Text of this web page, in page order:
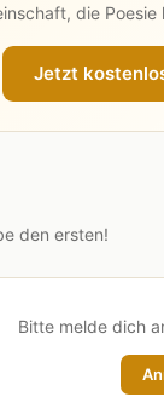
die
Jetzt
den ersten!
Bitte melde dich